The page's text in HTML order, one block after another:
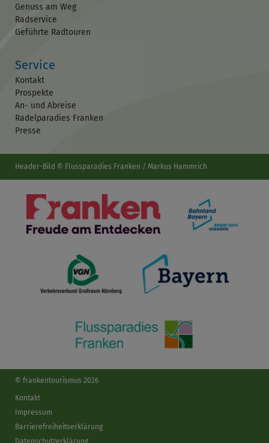
Genuss am Weg
Radservice
Geführte Radtouren
Service
Kontakt
Prospekte
An- und Abreise
Radelparadies Franken
Presse
Header-Bild © Flussparadies Franken / Markus Hammrich
© frankentourismus 2026
Kontakt
Impressum
Barrierefreiheitserklärung
Datenschutzerklärung